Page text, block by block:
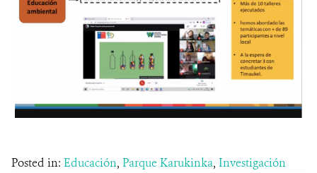
Posted in: Educación, Parque Karukinka, Investigación